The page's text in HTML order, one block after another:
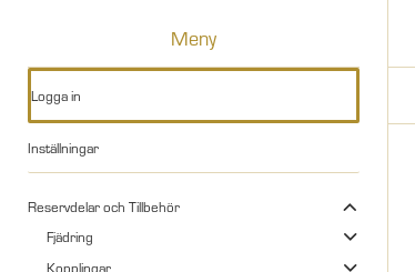
Meny
Logga in
Inställningar
Reservdelar och Tillbehör
Fjädring
Kopplingar